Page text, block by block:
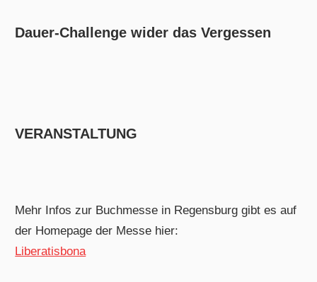
Dauer-Challenge wider das Vergessen
VERANSTALTUNG
Mehr Infos zur Buchmesse in Regensburg gibt es auf
der Homepage der Messe hier:
Liberatisbona